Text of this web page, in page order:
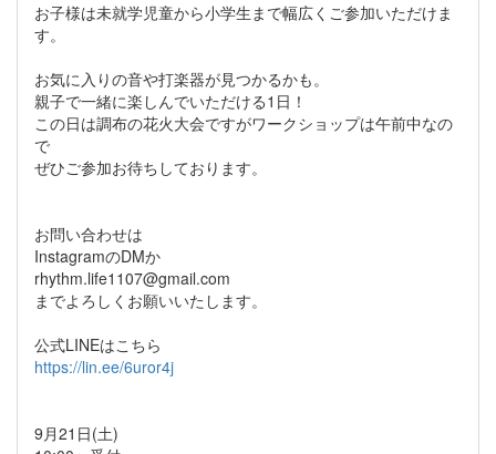
お子様は未就学児童から小学生まで幅広くご参加いただけま
す。
お気に入りの音や打楽器が見つかるかも。
親子で一緒に楽しんでいただける1日！
この日は調布の花火大会ですがワークショップは午前中なの
で
ぜひご参加お待ちしております。
お問い合わせは
InstagramのDMか
rhythm.life1107@gmail.com
までよろしくお願いいたします。
公式LINEはこちら
https://lin.ee/6uror4j
9月21日(土)